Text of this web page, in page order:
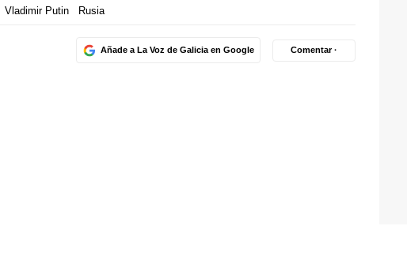
Vladimir Putin Rusia
Añade a La Voz de Galicia en Google Comentar ·